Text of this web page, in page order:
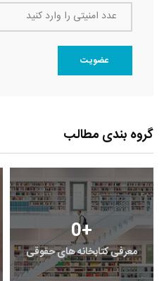
عدد امنیتی را وارد کنید
عضویت
گروه بندی مطالب
0+
معرفی کتابخانه های حقوقی